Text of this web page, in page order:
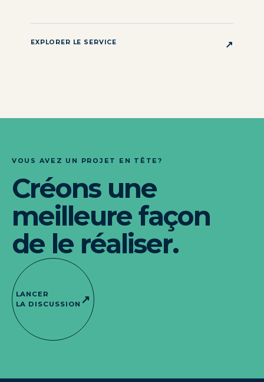
EXPLORER LE SERVICE ↗
VOUS AVEZ UN PROJET EN TÊTE?
Créons une
meilleure façon
de le réaliser.
LANCER
LA DISCUSSION ↗